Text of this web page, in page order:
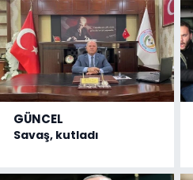
GÜNCEL
Savaş, kutladı